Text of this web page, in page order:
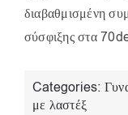
διαβαθμισμένη
σύσφιξης στα
Categories:
με λαστέξ